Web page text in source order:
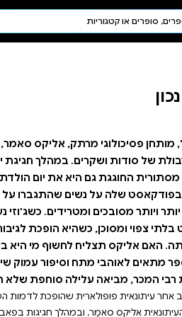
דת ויהדות
חגים ומועדים
תלמוד
קבלה
נערצת, מוצאת את
עצמה לכודה במערבולת של סודות ושקרים. במהלך חגיגת יום הולדתה ה-45, היא פוגשת
יום. ג'וזי מציעה
אך ככל שהן מתקרבות,
לפתע, אליקס מגלה